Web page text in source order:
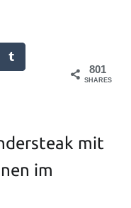
801
SHARES
mit
im